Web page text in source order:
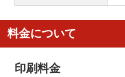
料金について
印刷料金